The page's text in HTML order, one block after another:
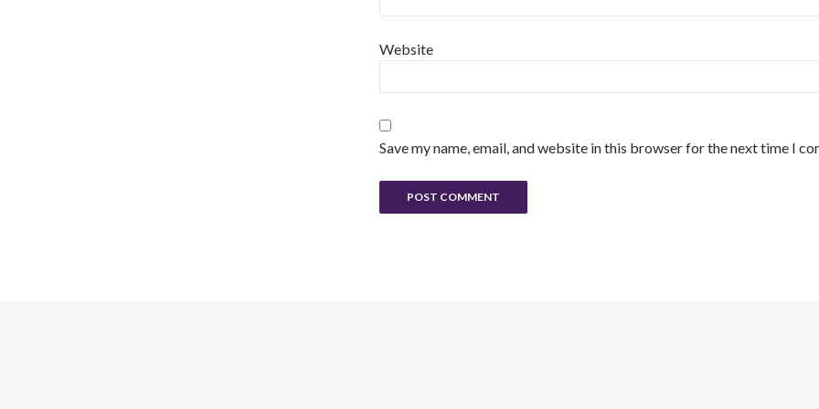
Website
Save my name, email, and website in this browser for the next time I